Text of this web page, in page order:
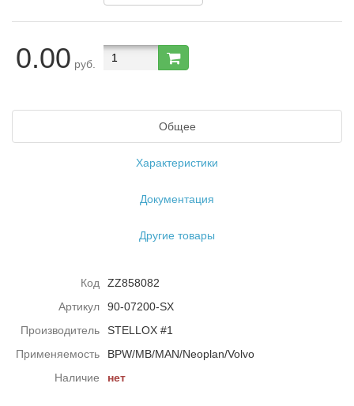
0.00 руб.
Общее
Характеристики
Документация
Другие товары
Код
ZZ858082
Артикул
90-07200-SX
Производитель
STELLOX #1
Применяемость
BPW/MB/MAN/Neoplan/Volvo
Наличие
нет